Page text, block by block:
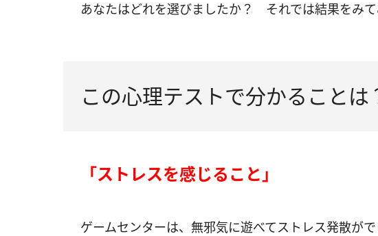
あなたはどれを選びましたか？ それでは結果をみて
この心理テストで分かることは
「ストレスを感じること」
ゲームセンターは、無邪気に遊べてストレス発散が